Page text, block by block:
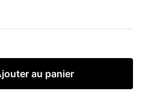
au panier